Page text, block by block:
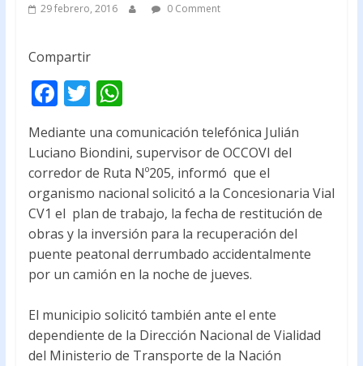
29 febrero, 2016 0 Comment
Compartir
F
ac
e
b
o
o
k
T
itt
er
W
at
s
A
p
p
Mediante una comunicación telefónica Julián
Luciano Biondini, supervisor de OCCOVI del
corredor de Ruta Nº205, informó que el
organismo nacional solicitó a la Concesionaria Vial
CV1 el plan de trabajo, la fecha de restitución de
obras y la inversión para la recuperación del
puente peatonal derrumbado accidentalmente
por un camión en la noche de jueves.
El municipio solicitó también ante el ente
dependiente de la Dirección Nacional de Vialidad
del Ministerio de Transporte de la Nación